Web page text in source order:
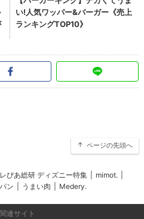
ページの先頭へ
ぴあ総研 ディズニー特集 mimot.
ン うまい肉 Medery.
連サイト